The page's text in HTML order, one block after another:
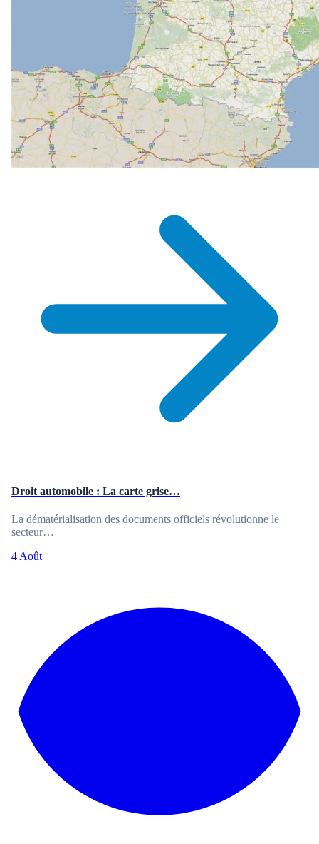
Droit automobile : La carte grise…
La dématérialisation des documents officiels révolutionne le
secteur…
4 Août